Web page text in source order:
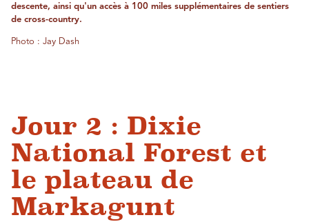
descente, ainsi qu'un accès à 100 miles supplémentaires de sentiers
de cross-country.
Photo : Jay Dash
Jour 2 : Dixie
National Forest et
le plateau de
Markagunt